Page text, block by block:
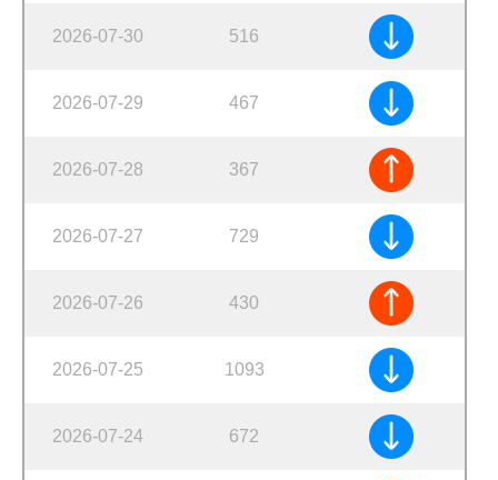
2026-07-30 516
2026-07-29 467
2026-07-28 367
2026-07-27 729
2026-07-26 430
2026-07-25 1093
2026-07-24 672